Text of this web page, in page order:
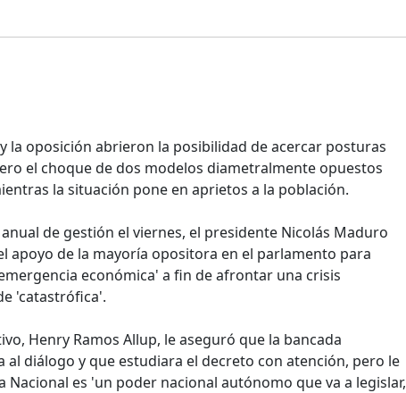
la oposición abrieron la posibilidad de acercar posturas
el choque de dos modelos diametralmente opuestos
la situación pone en aprietos a la población.
de gestión el viernes, el presidente Nicolás Maduro
apoyo de la mayoría opositora en el parlamento para
económica' a fin de afrontar una crisis
'catastrófica'.
Henry Ramos Allup, le aseguró que la bancada
al diálogo y que estudiara el decreto con atención, pero le
Nacional es 'un poder nacional autónomo que va a legislar,